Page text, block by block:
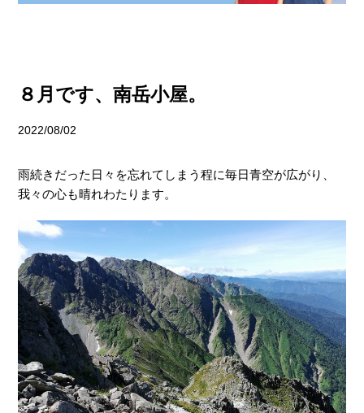
８月です、南岳小屋。
2022/08/02
雨続きだった日々を忘れてしまう程に毎日青空が広がり、
我々の心も晴れわたります。